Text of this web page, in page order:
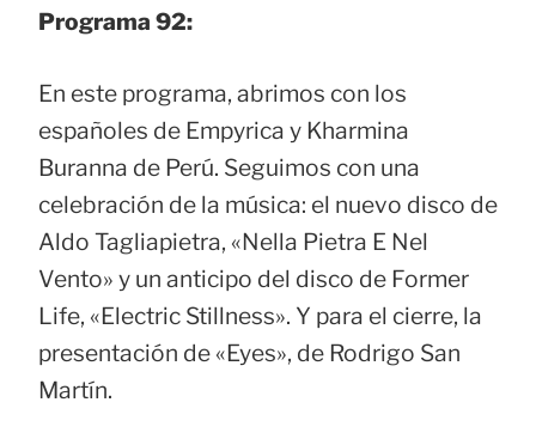
Programa 92:
En este programa, abrimos con los
españoles de Empyrica y Kharmina
Buranna de Perú. Seguimos con una
celebración de la música: el nuevo disco de
Aldo Tagliapietra, «Nella Pietra E Nel
Vento» y un anticipo del disco de Former
Life, «Electric Stillness». Y para el cierre, la
presentación de «Eyes», de Rodrigo San
Martín.